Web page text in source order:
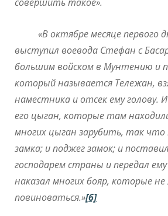
совершить такое».
«В октябре месяце первого
выступил воевода Стефан с
большим войском в Мунтению и
который называется Тележан,
наместника и отсек ему голову.
его цыган, которые там
многих цыган зарубить, так что
замка; и поджег замок; и
господарем страны и передал
наказал многих бояр, которые
повиноваться.»[6]